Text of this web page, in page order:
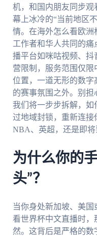
机，和国内朋友同步观
幕上冰冷的“当前地区
情。在海外怎么看欧
工作者和华人共同的
播平台如咪咕视频、
营限制，服务范围仅
位置，一道无形的数
的赛事氛围之外。别担
我们将一步步拆解，如
过地域封锁，重新连接
NBA、英超，还是即将
为什么你的
头”？
当你身处新加坡、美
看世界杯中文直播时，
然。这背后是严格的